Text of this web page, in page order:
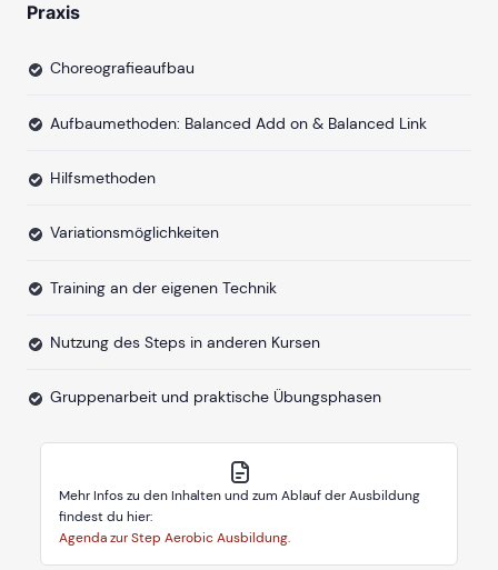
Praxis
Choreografieaufbau
Aufbaumethoden: Balanced Add on & Balanced Link
Hilfsmethoden
Variationsmöglichkeiten
Training an der eigenen Technik
Nutzung des Steps in anderen Kursen
Gruppenarbeit und praktische Übungsphasen
Mehr Infos zu den Inhalten und zum Ablauf der Ausbildung
findest du hier:
Agenda zur Step Aerobic Ausbildung.